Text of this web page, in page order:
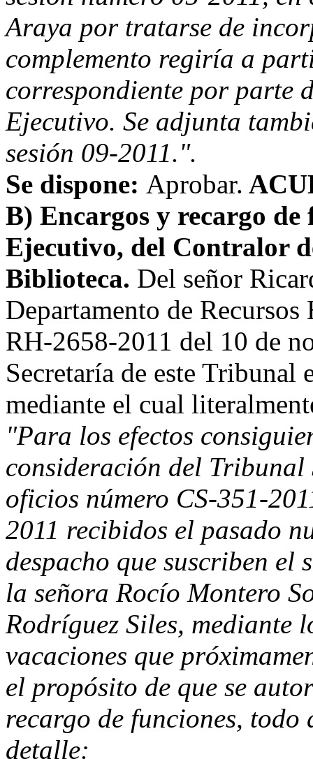
Araya por tratarse de
complemento regiría a
correspondiente por parte
Ejecutivo. Se adjunta
sesión 09-2011.".
Se dispone: Aprobar.
B) Encargos y recargo
Ejecutivo, del Contralor
Biblioteca. Del señor
Departamento de
RH-2658-2011 del 10 de
Secretaría de este
mediante el cual
"Para los efectos
consideración del Tribunal
oficios número CS-351-
2011 recibidos el pasado
despacho que suscriben
la señora Rocío Montero
Rodríguez Siles, mediante
vacaciones que
el propósito de que se
recargo de funciones,
detalle: